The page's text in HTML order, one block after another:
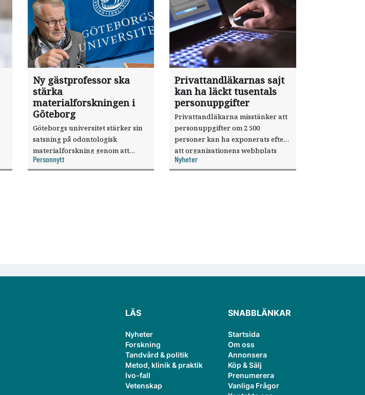
Ny gästprofessor ska
stärka
materialforskningen i
Göteborg
Göteborgs universitet stärker sin
satsning på odontologisk
materialforskning genom att
knyta forskaren Pekka Vallittu till
verksamheten som gästprofessor.
Personnytt
Privattandläkarnas sajt
kan ha läckt tusentals
personuppgifter
Privattandläkarna misstänker att
personuppgifter om 2 500
personer kan ha exponerats efter
att organisationens webbplats
utnyttjats genom en sårbarhet i ett
publiceringsverktyg.
Nyheter
LÄS
Nyheter
Forskning
Tandvård & politik
Metod, klinik & praktik
Ivo-fall
Vetenskap
SNABBLÄNKAR
Startsida
Om oss
Annonsera
Köp & Sälj
Prenumerera
Vanliga Frågor